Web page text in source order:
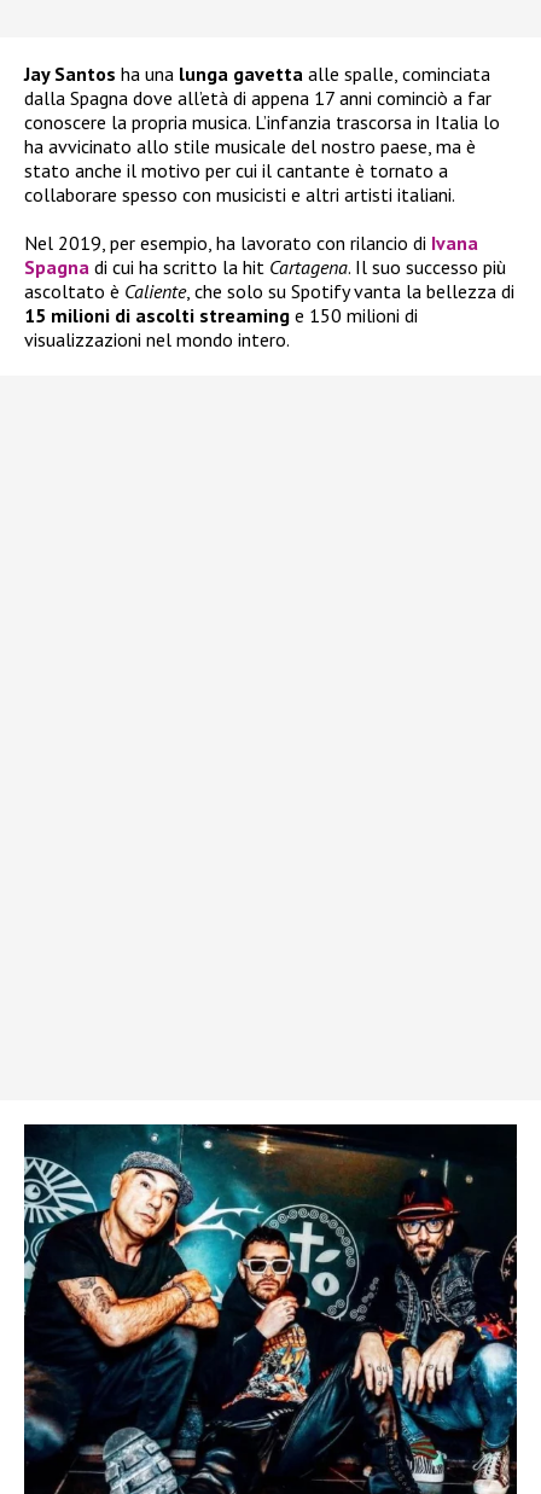
Jay Santos ha una lunga gavetta alle spalle, cominciata
dalla Spagna dove all’età di appena 17 anni cominciò a far
conoscere la propria musica. L’infanzia trascorsa in Italia lo
ha avvicinato allo stile musicale del nostro paese, ma è
stato anche il motivo per cui il cantante è tornato a
collaborare spesso con musicisti e altri artisti italiani.
Nel 2019, per esempio, ha lavorato con rilancio di Ivana
Spagna di cui ha scritto la hit Cartagena. Il suo successo più
ascoltato è Caliente, che solo su Spotify vanta la bellezza di
15 milioni di ascolti streaming e 150 milioni di
visualizzazioni nel mondo intero.